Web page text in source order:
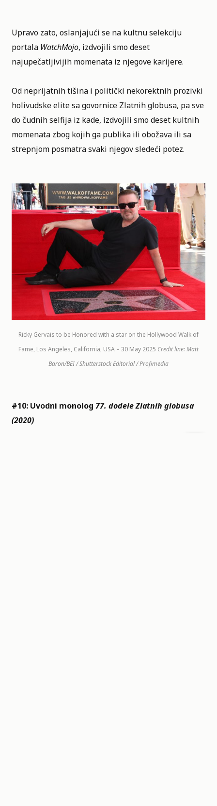
Upravo zato, oslanjajući se na kultnu selekciju
portala WatchMojo, izdvojili smo deset
najupečatljivijih momenata iz njegove karijere.
Od neprijatnih tišina i politički nekorektnih prozivki
holivudske elite sa govornice Zlatnih globusa, pa sve
do čudnih selfija iz kade, izdvojili smo deset kultnih
momenata zbog kojih ga publika ili obožava ili sa
strepnjom posmatra svaki njegov sledeći potez.
Ricky Gervais to be Honored with a star on the Hollywood Walk of
Fame, Los Angeles, California, USA – 30 May 2025 Credit line: Matt
Baron/BEI / Shutterstock Editorial / Profimedia
#10: Uvodni monolog 77. dodele Zlatnih globusa
(2020)